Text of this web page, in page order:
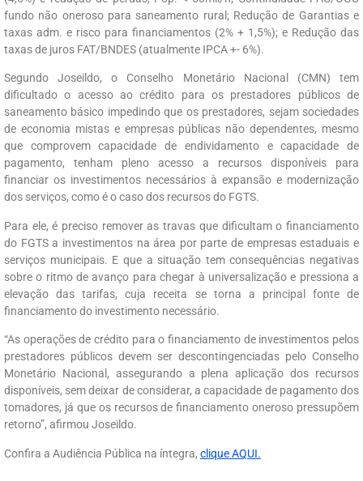
fundo não oneroso para saneamento rural; Redução de Garantias e
taxas adm. e risco para financiamentos (2% + 1,5%); e Redução das
taxas de juros FAT/BNDES (atualmente IPCA +- 6%).
Segundo Joseildo, o Conselho Monetário Nacional (CMN) tem
dificultado o acesso ao crédito para os prestadores públicos de
saneamento básico impedindo que os prestadores, sejam sociedades
de economia mistas e empresas públicas não dependentes, mesmo
que comprovem capacidade de endividamento e capacidade de
pagamento, tenham pleno acesso a recursos disponíveis para
financiar os investimentos necessários à expansão e modernização
dos serviços, como é o caso dos recursos do FGTS.
Para ele, é preciso remover as travas que dificultam o financiamento
do FGTS a investimentos na área por parte de empresas estaduais e
serviços municipais. E que a situação tem consequências negativas
sobre o ritmo de avanço para chegar à universalização e pressiona a
elevação das tarifas, cuja receita se torna a principal fonte de
financiamento do investimento necessário.
“As operações de crédito para o financiamento de investimentos pelos
prestadores públicos devem ser descontingenciadas pelo Conselho
Monetário Nacional, assegurando a plena aplicação dos recursos
disponíveis, sem deixar de considerar, a capacidade de pagamento dos
tomadores, já que os recursos de financiamento oneroso pressupõem
retorno”, afirmou Joseildo.
Confira a Audiência Pública na íntegra, clique AQUI.